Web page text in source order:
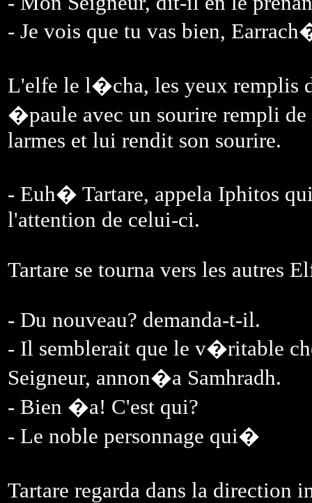
- Je vois que tu vas bien,
L'elfe le l�cha, les yeux remplis
�paule avec un sourire rempli
larmes et lui rendit son sourire.
- Euh� Tartare, appela Iphitos
l'attention de celui-ci.
Tartare se tourna vers les autres
- Du nouveau? demanda-t-il.
- Il semblerait que le v�ritable
Seigneur, annon�a Samhradh.
- Bien �a! C'est qui?
- Le noble personnage qui�
Tartare regarda dans la